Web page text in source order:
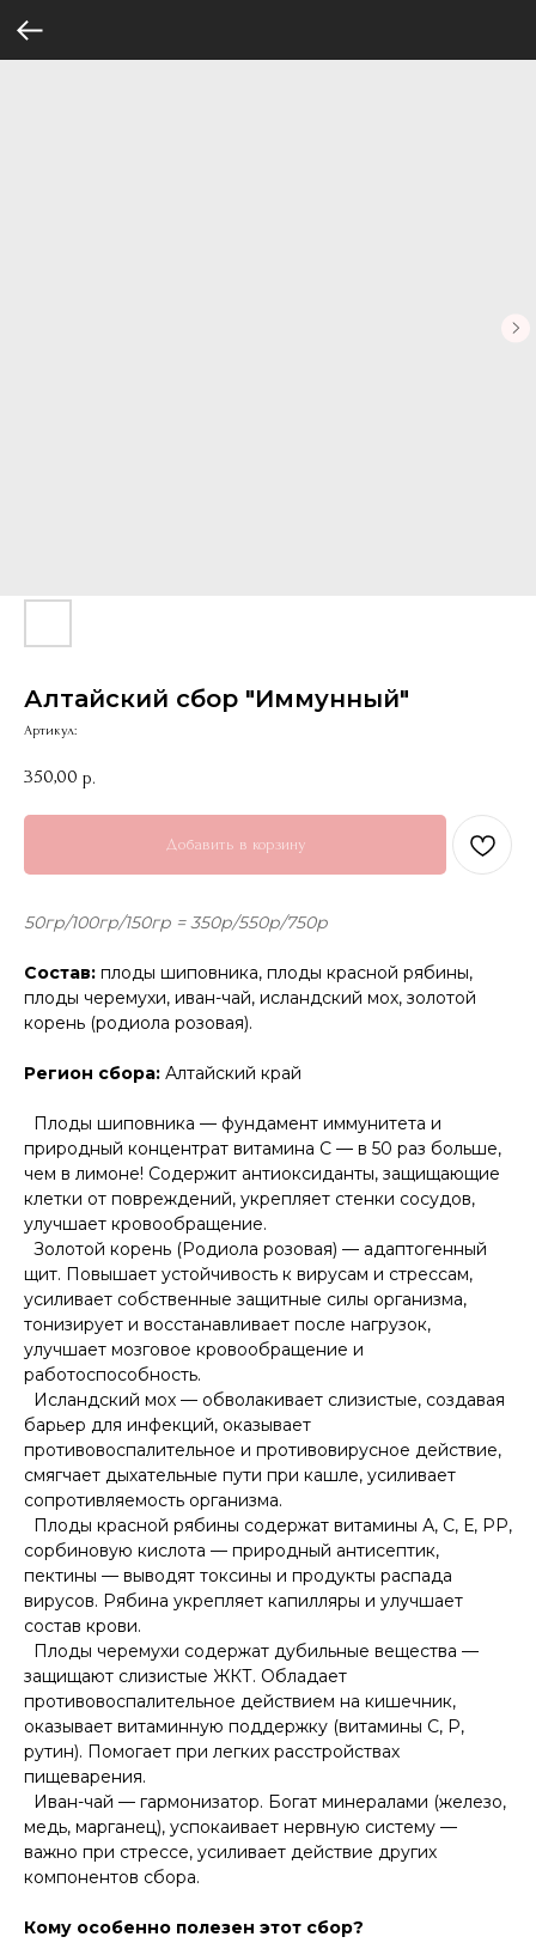
Алтайский сбор "Иммунный"
Артикул:
350,00 р.
Добавить в корзину
50гр/100гр/150гр = 350р/550р/750р
Состав: плоды шиповника, плоды красной рябины,
плоды черемухи, иван-чай, исландский мох, золотой
корень (родиола розовая).
Регион сбора: Алтайский край
Плоды шиповника — фундамент иммунитета и
природный концентрат витамина С — в 50 раз больше,
чем в лимоне! Содержит антиоксиданты, защищающие
клетки от повреждений, укрепляет стенки сосудов,
улучшает кровообращение.
Золотой корень (Родиола розовая) — адаптогенный
щит. Повышает устойчивость к вирусам и стрессам,
усиливает собственные защитные силы организма,
тонизирует и восстанавливает после нагрузок,
улучшает мозговое кровообращение и
работоспособность.
Исландский мох — обволакивает слизистые, создавая
барьер для инфекций, оказывает
противовоспалительное и противовирусное действие,
смягчает дыхательные пути при кашле, усиливает
сопротивляемость организма.
Плоды красной рябины содержат витамины А, С, Е, РР,
сорбиновую кислота — природный антисептик,
пектины — выводят токсины и продукты распада
вирусов. Рябина укрепляет капилляры и улучшает
состав крови.
Плоды черемухи содержат дубильные вещества —
защищают слизистые ЖКТ. Обладает
противовоспалительное действием на кишечник,
оказывает витаминную поддержку (витамины С, Р,
рутин). Помогает при легких расстройствах
пищеварения.
Иван-чай — гармонизатор. Богат минералами (железо,
медь, марганец), успокаивает нервную систему —
важно при стрессе, усиливает действие других
компонентов сбора.
Кому особенно полезен этот сбор?